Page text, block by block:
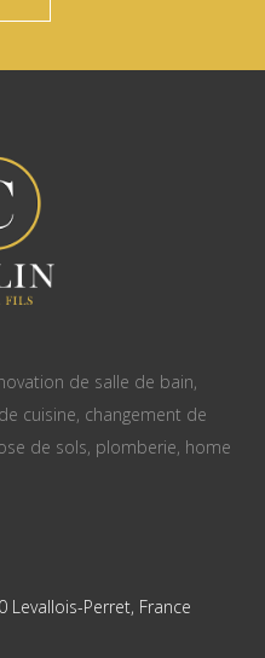
de salle de bain,
cuisine, changement de
de sols, plomberie, home
Levallois-Perret, France